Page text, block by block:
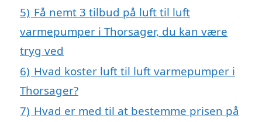
5) Få nemt 3 tilbud på luft til luft
varmepumper i Thorsager, du kan være
tryg ved
6) Hvad koster luft til luft varmepumper i
Thorsager?
7) Hvad er med til at bestemme prisen på